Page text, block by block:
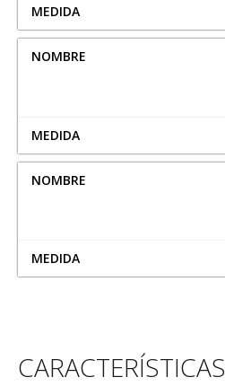
CARACTERÍSTICAS